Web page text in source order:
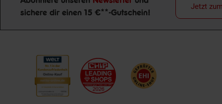
Newsletter Anmeldung
sichere dir einen 15 €**-Gutschein!
Jetzt